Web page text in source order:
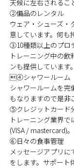
天候に左右されるこ
②備品のレンタル
ウェア・シューズ・
意しています。何も
③10種類以上のプロ
トレーニング中の
ンも提供しています
④シャワールーム
シャワールームを完
もなりますので是非
⑤クレジットカード
トレーニング業界
(VISA / mastercard)
⑥日々の食事管理
メッセージアプリに
をします。サポート